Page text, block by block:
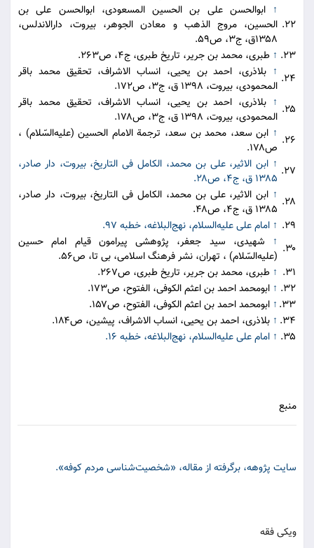
۲۲.
↑ابوالحسن علی بن الحسین المسعودی، ابوالحسن علی بن
الحسین، مروج الذهب و معادن الجوهر، بیروت، دارالاندلس،
۱۳۵۸ق، ج۳، ص۵۹.
۲۳. ↑ طبری، محمد بن جریر، تاریخ طبری، ج۴، ص۲۶۳.
۲۴. ↑ بلاذری، احمد بن یحیی، انساب الاشراف، تحقیق محمد باقر
المحمودی، بیروت، ۱۳۹۸ ق، ج۳، ص۱۷۲.
۲۵. ↑ بلاذری، احمد بن یحیی، انساب الاشراف، تحقیق محمد باقر
المحمودی، بیروت، ۱۳۹۸ ق، ج۳، ص۱۷۸.
۲۶. ↑ ابن سعد، محمد بن سعد، ترجمة الامام الحسین (علیه‌السّلام) ،
ص۱۷۸.
۲۷. ↑ ابن الاثیر، علی بن محمد، الکامل فی التاریخ، بیروت، دار صادر،
۱۳۸۵ ق، ج۴، ص۲۸.
۲۸. ↑ ابن الاثیر، علی بن محمد، الکامل فی التاریخ، بیروت، دار صادر،
۱۳۸۵ ق، ج۴، ص۴۸.
۲۹. ↑ امام علی علیه‌السلام، نهج‌البلاغه، خطبه ۹۷.
۳۰.
↑ شهیدی، سید جعفر، پژوهشی پیرامون قیام امام حسین
(علیه‌السّلام) ، تهران، نشر فرهنگ اسلامی، بی تا، ص۵۶.
۳۱.
↑ طبری، محمد بن جریر، تاریخ طبری، ص۲۶۷.
۳۲. ↑ ابومحمد احمد بن اعثم الکوفی، الفتوح، ص۱۷۳.
۳۳. ↑ ابومحمد احمد بن اعثم الکوفی، الفتوح، ص۱۵۷.
۳۴. ↑ بلاذری، احمد بن یحیی، انساب الاشراف، پیشین، ص۱۸۴.
۳۵. ↑ امام علی علیه‌السلام، نهج‌البلاغه، خطبه ۱۶.
منبع
سایت پژوهه، برگرفته از مقاله، «شخصیت‌شناسی مردم کوفه».
ویکی فقه